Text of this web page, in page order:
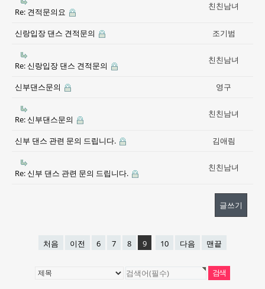
Re: 견적문의요
친친남녀
신랑입장 댄스 견적문의 조기범
Re: 신랑입장 댄스 견적문의
친친남녀
신부댄스문의 영구
Re: 신부댄스문의
친친남녀
신부 댄스 관련 문의 드립니다. 김애림
Re: 신부 댄스 관련 문의 드립니다.
친친남녀
글쓰기
처음 이전 6 7 8 9 10 다음 맨끝